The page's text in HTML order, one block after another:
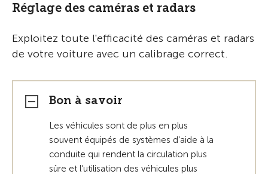
Réglage des caméras et radars
Exploitez toute l'efficacité des caméras et radars
de votre voiture avec un calibrage correct.
Bon à savoir
Les véhicules sont de plus en plus
souvent équipés de systèmes d‘aide à la
conduite qui rendent la circulation plus
sûre et l‘utilisation des véhicules plus